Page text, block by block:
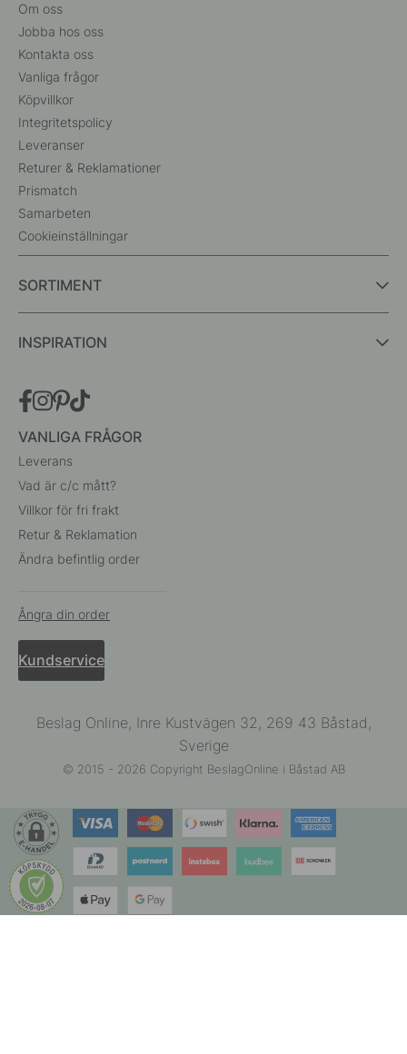
Om oss
Jobba hos oss
Kontakta oss
Vanliga frågor
Köpvillkor
Integritetspolicy
Leveranser
Returer & Reklamationer
Prismatch
Samarbeten
Cookieinställningar
SORTIMENT
INSPIRATION
VANLIGA FRÅGOR
Leverans
Vad är c/c mått?
Villkor för fri frakt
Retur & Reklamation
Ändra befintlig order
Ångra din order
Kundservice
Beslag Online, Inre Kustvägen 32, 269 43 Båstad,
Sverige
© 2015 - 2026 Copyright BeslagOnline i Båstad AB